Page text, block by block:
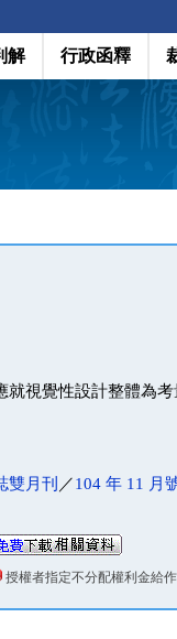
解 行政函釋
就視覺性設計整體為考
雙月刊 ／104 年 11 月
授權者指定不分配權利金給